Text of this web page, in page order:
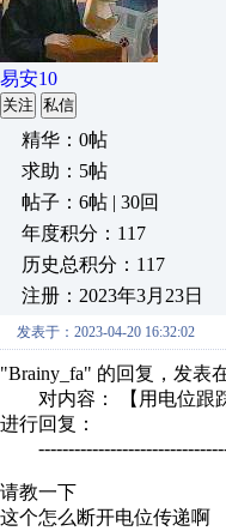
易安10
关注 私信
精华：0帖
求助：5帖
帖子：6帖 | 30回
年度积分：117
历史总积分：117
注册：2023年3月23日
发表于：2023-04-20 16:32:02
"Brainy_fa" 的回复，发表
对内容： 【用电位跟踪
进行回复：
请教一下
这个怎么断开电位传递啊